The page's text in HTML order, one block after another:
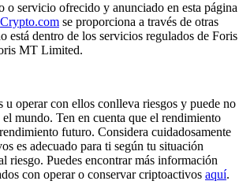
o servicio ofrecido y anunciado en esta página
Crypto.com se proporciona a través de otras
está dentro de los servicios regulados de Foris
MT Limited.
u operar con ellos conlleva riesgos y puede no
el mundo. Ten en cuenta que el rendimiento
futuro. Considera cuidadosamente
es adecuado para ti según tu situación
riesgo. Puedes encontrar más información
con operar o conservar criptoactivos aquí.